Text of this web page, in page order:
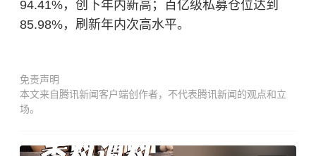
94.41%，创下年内新高；百亿级私募仓位达到
85.98%，刷新年内次高水平。
免责声明
本文来自腾讯新闻客户端创作者，不代表腾讯新闻的观点和立
场。